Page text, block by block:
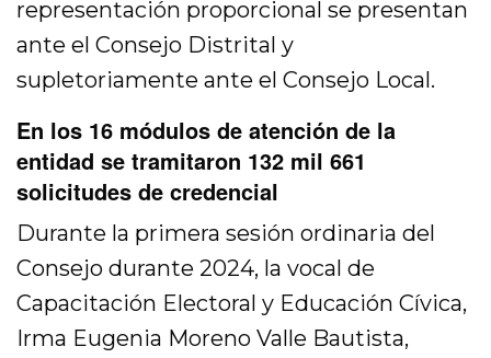
representación proporcional se presentan
ante el Consejo Distrital y
supletoriamente ante el Consejo Local.
En los 16 módulos de atención de la
entidad se tramitaron 132 mil 661
solicitudes de credencial
Durante la primera sesión ordinaria del
Consejo durante 2024, la vocal de
Capacitación Electoral y Educación Cívica,
Irma Eugenia Moreno Valle Bautista,